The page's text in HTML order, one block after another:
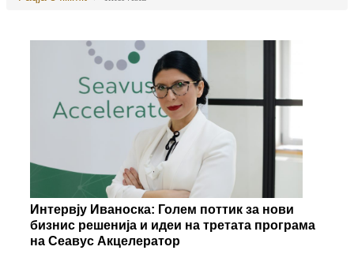
Интервју Иваноска: Голем поттик за нови
бизнис решенија и идеи на третата програма
на Сеавус Акцелератор